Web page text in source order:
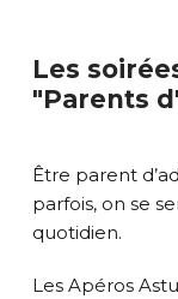
Les
"Parents
Être parent
parfois, on se
quotidien.
Les Apéros